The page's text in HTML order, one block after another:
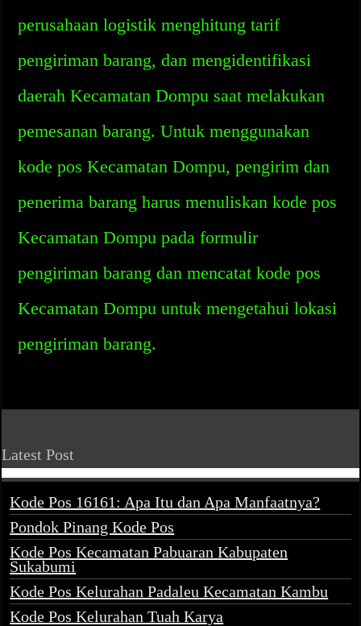
perusahaan logistik menghitung tarif
pengiriman barang, dan mengidentifikasi
daerah Kecamatan Dompu saat melakukan
pemesanan barang. Untuk menggunakan
kode pos Kecamatan Dompu, pengirim dan
penerima barang harus menuliskan kode pos
Kecamatan Dompu pada formulir
pengiriman barang dan mencatat kode pos
Kecamatan Dompu untuk mengetahui lokasi
pengiriman barang.
Latest Post
Kode Pos 16161: Apa Itu dan Apa Manfaatnya?
Pondok Pinang Kode Pos
Kode Pos Kecamatan Pabuaran Kabupaten
Sukabumi
Kode Pos Kelurahan Padaleu Kecamatan Kambu
Kode Pos Kelurahan Tuah Karya